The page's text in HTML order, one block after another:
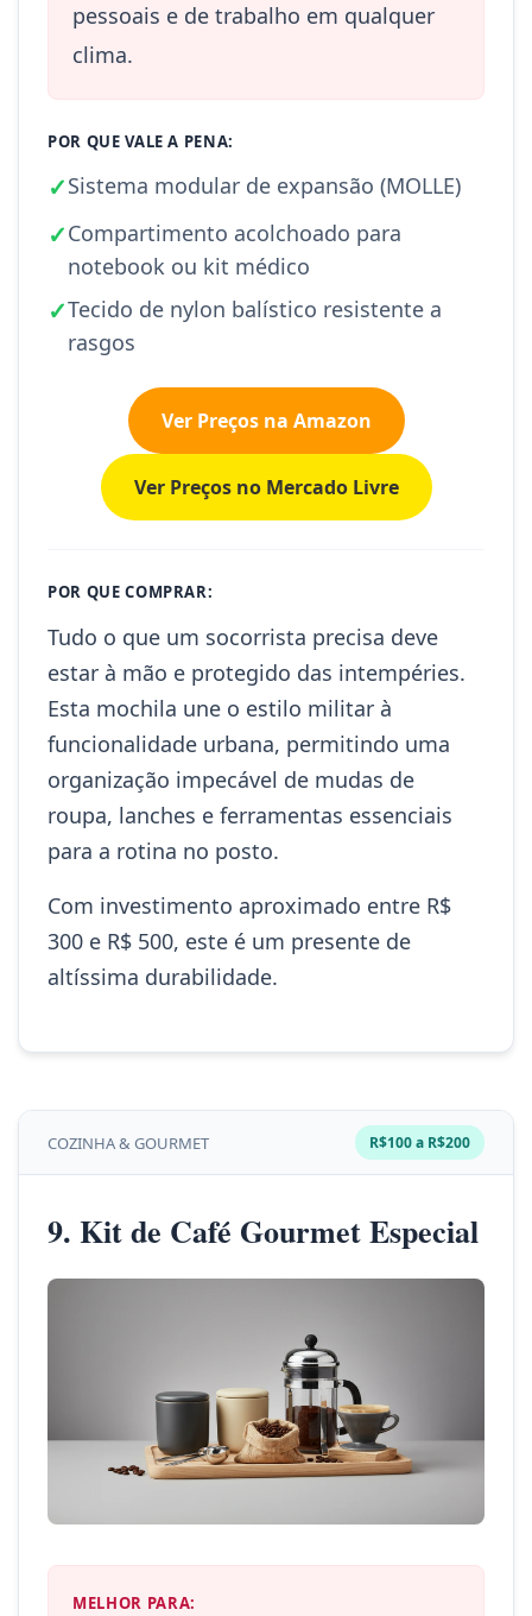
pessoais e de trabalho em qualquer
clima.
POR QUE VALE A PENA:
✓Sistema modular de expansão (MOLLE)
✓Compartimento acolchoado para
notebook ou kit médico
✓Tecido de nylon balístico resistente a
rasgos
Ver Preços na Amazon
Ver Preços no Mercado Livre
POR QUE COMPRAR:
Tudo o que um socorrista precisa deve
estar à mão e protegido das intempéries.
Esta mochila une o estilo militar à
funcionalidade urbana, permitindo uma
organização impecável de mudas de
roupa, lanches e ferramentas essenciais
para a rotina no posto.
Com investimento aproximado entre R$
300 e R$ 500, este é um presente de
altíssima durabilidade.
COZINHA & GOURMET R$100 a R$200
9. Kit de Café Gourmet Especial
MELHOR PARA: